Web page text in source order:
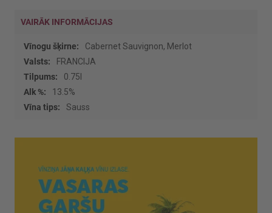
VAIRĀK INFORMĀCIJAS
Vairāk
informācijas
Cabernet Sauvignon, Merlot
FRANCIJA
0.75l
13.5%
Sauss